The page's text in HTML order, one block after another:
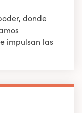
donde
impulsan las